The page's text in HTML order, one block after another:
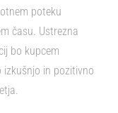
poteku
času. Ustrezna
bo kupcem
in pozitivno